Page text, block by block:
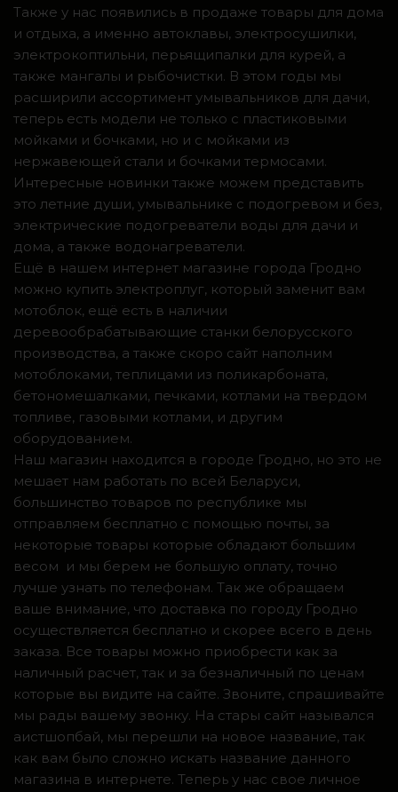
Также у нас появились в продаже товары для дома
и отдыха, а именно автоклавы, электросушилки,
электрокоптильни, перьящипалки для курей, а
также мангалы и рыбочистки. В этом годы мы
расширили ассортимент умывальников для дачи,
теперь есть модели не только с пластиковыми
мойками и бочками, но и с мойками из
нержавеющей стали и бочками термосами.
Интересные новинки также можем представить
это летние души, умывальнике с подогревом и без,
электрические подогреватели воды для дачи и
дома, а также водонагреватели.
Ещё в нашем интернет магазине города Гродно
можно купить электроплуг, который заменит вам
мотоблок, ещё есть в наличии
деревообрабатывающие станки белорусского
производства, а также скоро сайт наполним
мотоблоками, теплицами из поликарбоната,
бетономешалками, печками, котлами на твердом
топливе, газовыми котлами, и другим
оборудованием.
Наш магазин находится в городе Гродно, но это не
мешает нам работать по всей Беларуси,
большинство товаров по республике мы
отправляем бесплатно с помощью почты, за
некоторые товары которые обладают большим
весом и мы берем не большую оплату, точно
лучше узнать по телефонам. Так же обращаем
ваше внимание, что доставка по городу Гродно
осуществляется бесплатно и скорее всего в день
заказа. Все товары можно приобрести как за
наличный расчет, так и за безналичный по ценам
которые вы видите на сайте. Звоните, спрашивайте
мы рады вашему звонку. На стары сайт назывался
аистшопбай, мы перешли на новое название, так
как вам было сложно искать название данного
магазина в интернете. Теперь у нас свое личное